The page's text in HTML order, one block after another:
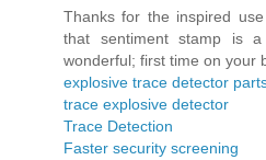
Thanks for the inspired
that sentiment stamp is
wonderful; first time on your
explosive trace detector
trace explosive detector
Trace Detection
Faster security screening